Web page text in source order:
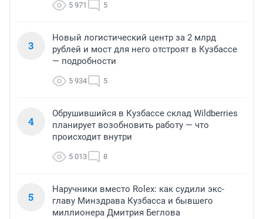
5 971 5
3
Новый логистический центр за 2 млрд
рублей и мост для него отстроят в Кузбассе
— подробности
5 934 5
4
Обрушившийся в Кузбассе склад Wildberries
планирует возобновить работу — что
происходит внутри
5 013 8
5
Наручники вместо Rolex: как судили экс-
главу Минздрава Кузбасса и бывшего
миллионера Дмитрия Беглова